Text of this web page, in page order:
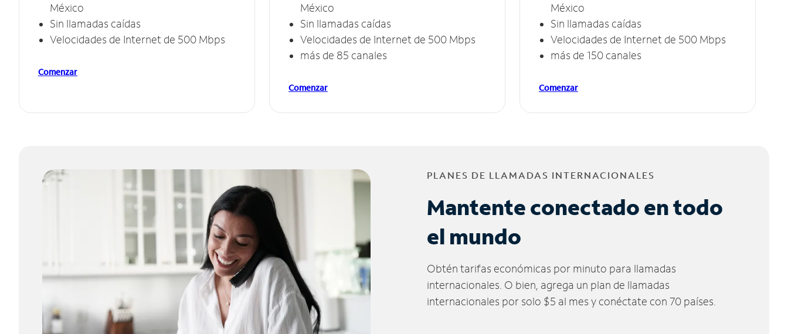
México
Sin llamadas caídas
Velocidades de Internet de 500 Mbps
Comenzar
México
Sin llamadas caídas
Velocidades de Internet de 500 Mbps
más de 85 canales
Comenzar
México
Sin llamadas caídas
Velocidades de Internet de 500 Mbps
más de 150 canales
Comenzar
PLANES DE LLAMADAS INTERNACIONALES
Mantente conectado en todo
el mundo
Obtén tarifas económicas por minuto para llamadas
internacionales. O bien, agrega un plan de llamadas
internacionales por solo $5 al mes y conéctate con 70 países.